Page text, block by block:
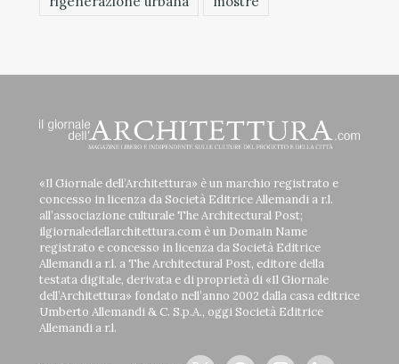
«Il Giornale dell’Architettura» è un marchio registrato e
concesso in licenza da Società Editrice Allemandi a r.l.
all’associazione culturale The Architectural Post;
ilgiornaledellarchitettura.com è un Domain Name
registrato e concesso in licenza da Società Editrice
Allemandi a r.l. a The Architectural Post, editore della
testata digitale, derivata e di proprietà di «Il Giornale
dell’Architettura» fondato nell’anno 2002 dalla casa editrice
Umberto Allemandi & C. S.p.A., oggi Società Editrice
Allemandi a r.l.